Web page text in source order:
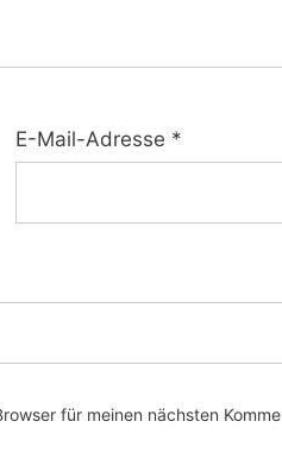
E-Mail-Adresse *
für meinen nächsten